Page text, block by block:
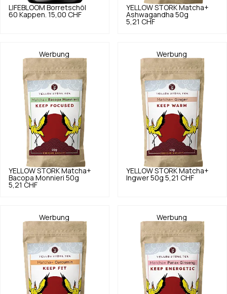
LIFEBLOOM Borretschöl
60 Kappen. 15,00 CHF
YELLOW STORK Matcha+
Ashwagandha 50g
5,21 CHF
Werbung
YELLOW STORK Matcha+
Bacopa Monnieri 50g
5,21 CHF
Werbung
YELLOW STORK Matcha+
Ingwer 50g 5,21 CHF
Werbung Werbung